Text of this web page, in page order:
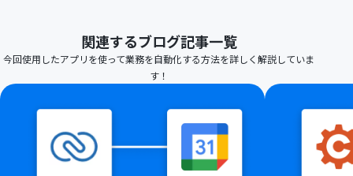
関連するブログ記事一覧
今回使用したアプリを使って業務を自動化する方法を詳しく解説していま
す！